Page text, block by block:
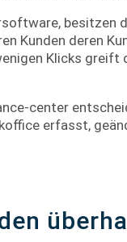
besitzen
Kunden deren
Klicks greift
center
erfasst,